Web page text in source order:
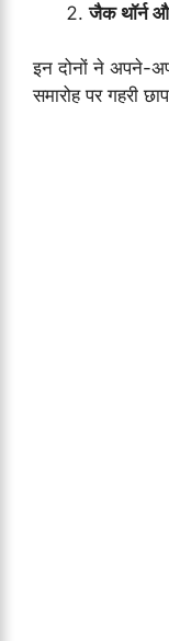
जैक थॉर्न
इन दोनों ने अपने-
समारोह पर गहरी